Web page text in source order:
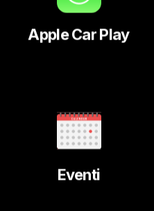
Apple Car Play
Eventi